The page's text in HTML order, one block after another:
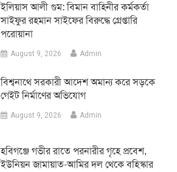
ইলিয়াস আলী গুম: বিমান বাহিনীর কর্মকর্তা
সাইফুর রহমান সাইফের বিরুদ্ধে গ্রেপ্তারি
পরোয়ানা
August 9, 2026 Admin
বিশ্বনাথে সরকারী আদেশ অমান্য করে সড়কে
গেইট নির্মাণের অভিযোগ
August 9, 2026 Admin
হবিগঞ্জে গভীর রাতে পরনারীর গৃহে প্রবেশ,
ইউনিয়ন জামায়াত-আমির দল থেকে বহিস্কার